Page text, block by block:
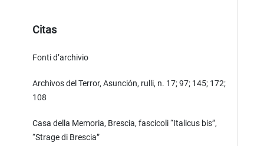
Citas
Fonti d’archivio
Archivos del Terror, Asunción, rulli, n. 17; 97; 145; 172;
108
Casa della Memoria, Brescia, fascicoli “Italicus bis”,
“Strage di Brescia”